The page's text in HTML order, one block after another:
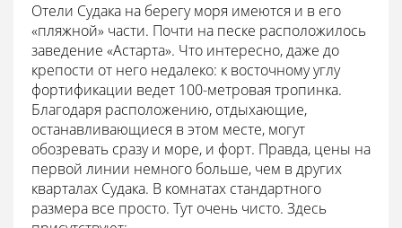
Отели Судака на берегу моря имеются и в его
«пляжной» части. Почти на песке расположилось
заведение «Астарта». Что интересно, даже до
крепости от него недалеко: к восточному углу
фортификации ведет 100-метровая тропинка.
Благодаря расположению, отдыхающие,
останавливающиеся в этом месте, могут
обозревать сразу и море, и форт. Правда, цены на
первой линии немного больше, чем в других
кварталах Судака. В комнатах стандартного
размера все просто. Тут очень чисто. Здесь